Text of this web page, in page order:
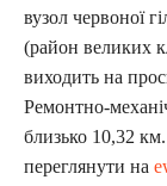
вузол червоної
(район великих
виходить на
Ремонтно-
близько 10,32
переглянути на